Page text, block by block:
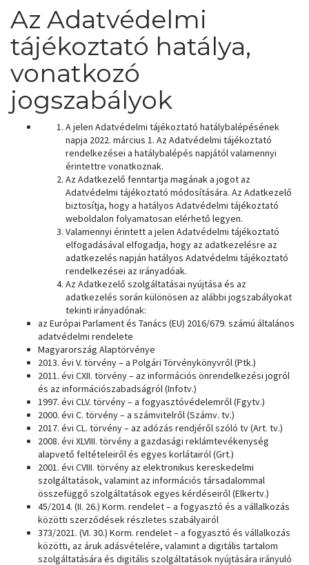
Az Adatvédelmi
tájékoztató hatálya,
vonatkozó
jogszabályok
A jelen Adatvédelmi tájékoztató hatálybalépésének
napja 2022. március 1. Az Adatvédelmi tájékoztató
rendelkezései a hatálybalépés napjától valamennyi
érintettre vonatkoznak.
Az Adatkezelő fenntartja magának a jogot az
Adatvédelmi tájékoztató módosítására. Az Adatkezelő
biztosítja, hogy a hatályos Adatvédelmi tájékoztató
weboldalon folyamatosan elérhető legyen.
Valamennyi érintett a jelen Adatvédelmi tájékoztató
elfogadásával elfogadja, hogy az adatkezelésre az
adatkezelés napján hatályos Adatvédelmi tájékoztató
rendelkezései az irányadóak.
Az Adatkezelő szolgáltatásai nyújtása és az
adatkezelés során különösen az alábbi jogszabályokat
tekinti irányadónak:
az Európai Parlament és Tanács (EU) 2016/679. számú általános
adatvédelmi rendelete
Magyarország Alaptörvénye
2013. évi V. törvény – a Polgári Törvénykönyvről (Ptk.)
2011. évi CXII. törvény – az információs önrendelkezési jogról
és az információszabadságról (Infotv.)
1997. évi CLV. törvény – a fogyasztóvédelemről (Fgytv.)
2000. évi C. törvény – a számvitelről (Számv. tv.)
2017. évi CL. törvény – az adózás rendjéről szóló tv (Art. tv.)
2008. évi XLVIII. törvény a gazdasági reklámtevékenység
alapvető feltételeiről és egyes korlátairól (Grt.)
2001. évi CVIII. törvény az elektronikus kereskedelmi
szolgáltatások, valamint az információs társadalommal
összefüggő szolgáltatások egyes kérdéseiről (Elkertv.)
45/2014. (II. 26.) Korm. rendelet – a fogyasztó és a vállalkozás
közötti szerződések részletes szabályairól
373/2021. (VI. 30.) Korm. rendelet – a fogyasztó és vállalkozás
közötti, az áruk adásvételére, valamint a digitális tartalom
szolgáltatására és digitális szolgáltatások nyújtására irányuló